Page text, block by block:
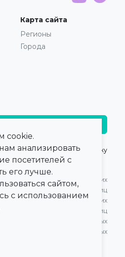
Карта сайта
Регионы
Города
© 2021 — 2026,ПроКлинику
Оферта для Юридических
лиц
Оферта для Физических
лиц
Обработка персональных
данных
cookie.
анализировать
посетителей с
его лучше.
сайтом,
с использованием